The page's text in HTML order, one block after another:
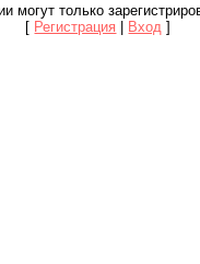
могут только
[ Регистрация Вход ]